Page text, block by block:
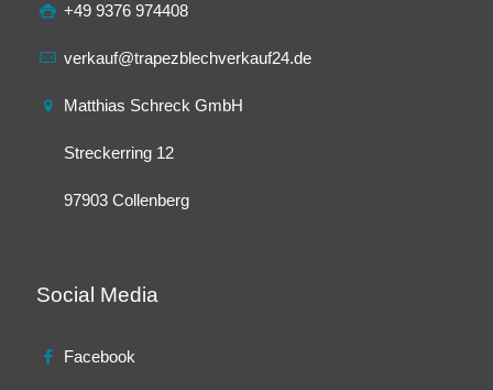
+49 9376 974408
verkauf@trapezblechverkauf24.de
Matthias Schreck GmbH
Streckerring 12
97903 Collenberg
Social Media
Facebook